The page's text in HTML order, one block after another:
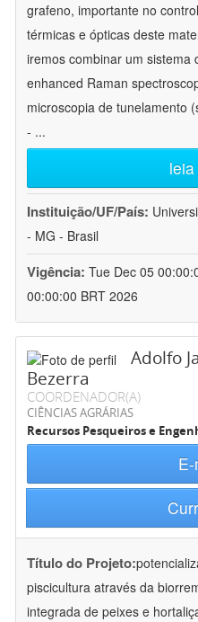
grafeno, importante no
térmicas e ópticas deste
iremos combinar um sistema
enhanced Raman
microscopia de tunelamento
- ...
Instituição/UF/País:
- MG - Brasil
Vigência: Tue Dec 05
00:00:00 BRT 2026
Adolfo
Bezerra
COORDENADOR(A)
CIÊNCIAS AGRÁRIAS
Recursos Pesqueiros e
Título do Projeto:
piscicultura através da
integrada de peixes e